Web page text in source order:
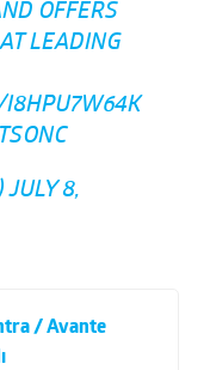
OFFERS
LEADING
I8HPU7W64K
JULY 8,
/ Avante